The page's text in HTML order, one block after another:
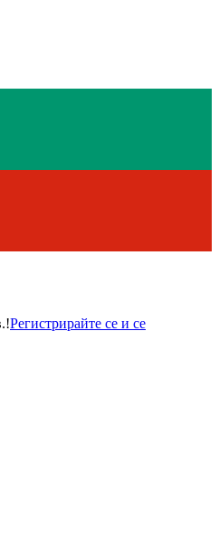
Регистрирайте се и се